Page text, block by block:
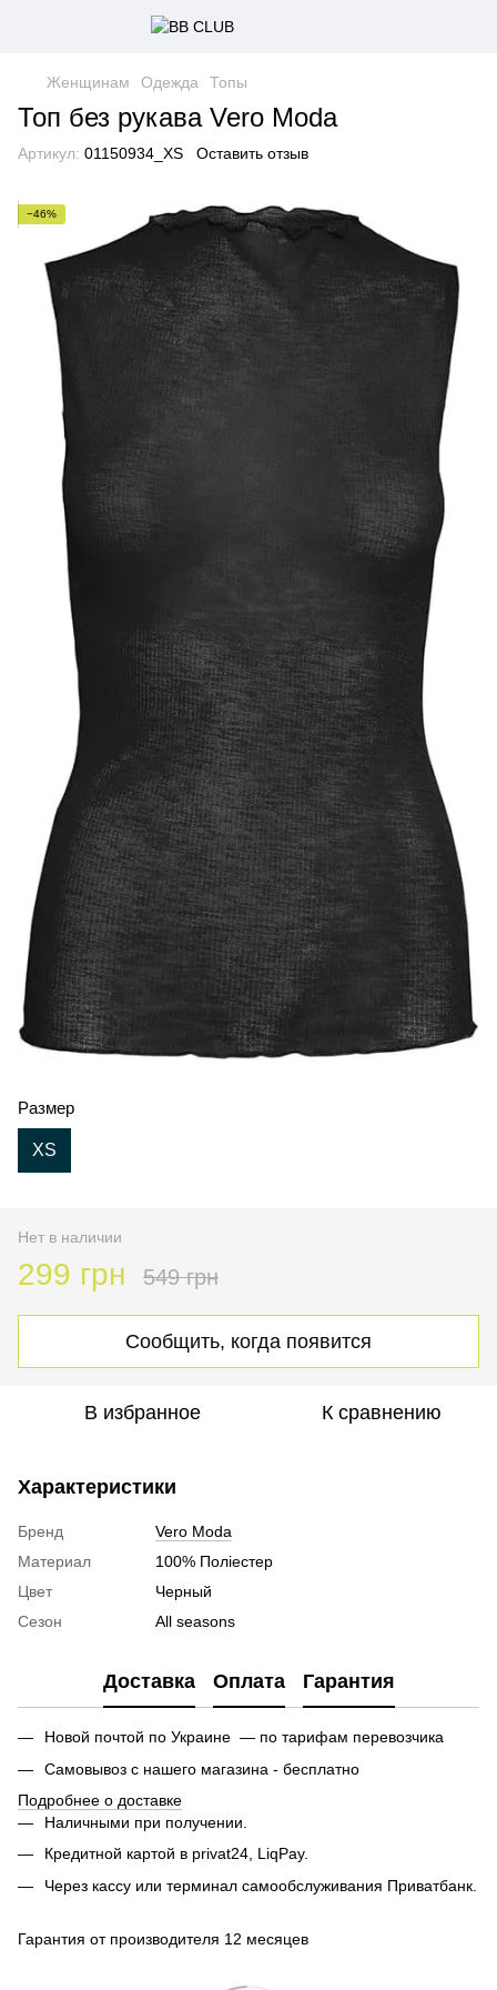
Женщинам Одежда Топы
Топ без рукава Vero Moda
Артикул: 01150934_XS Оставить отзыв
−46%
Размер
XS
Нет в наличии
299 грн 549 грн
Сообщить, когда появится
В избранное К сравнению
Характеристики
Бренд
Vero Moda
Материал
100% Поліестер
Цвет
Черный
Сезон
All seasons
Доставка Оплата Гарантия
Новой почтой по Украине — по тарифам перевозчика
Самовывоз с нашего магазина - бесплатно
Подробнее о доставке
Наличными при получении.
Кредитной картой в privat24, LiqPay.
Через кассу или терминал самообслуживания Приватбанк.
Гарантия от производителя 12 месяцев